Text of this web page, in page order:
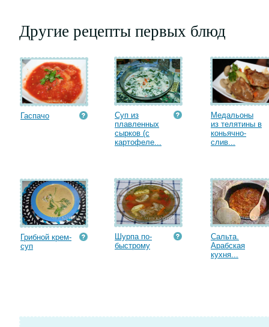
Другие рецепты первых блюд
Гаспачо
Суп из
плавленных
сырков (с
картофеле...
Медальоны
из телятины в
коньячно-
слив...
Грибной крем-
суп
Шурпа по-
быстрому
Сальта.
Арабская
кухня...